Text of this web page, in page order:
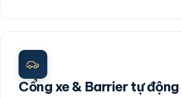
Cổng xe & Barrier tự động